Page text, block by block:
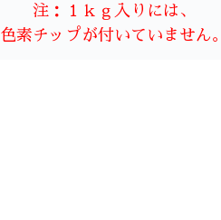
注：１ｋｇ入りには、
色素チップが付いていません。